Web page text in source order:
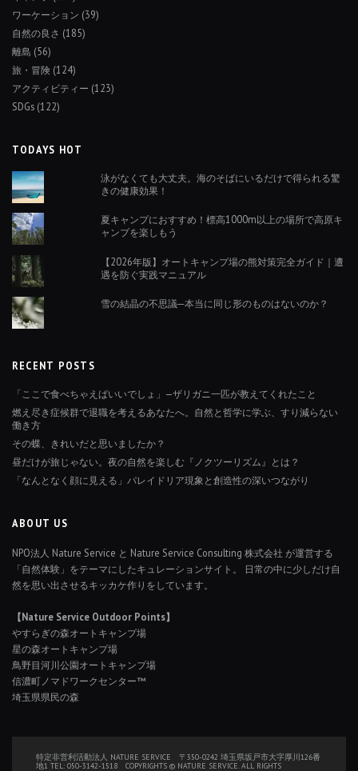
ワーケーション (39)
自然の良さ (185)
離島 (56)
旅・冒険 (124)
アクティビティー (123)
SDGs (122)
TODAYS HOT
泳がなくても大丈夫。海のそばにいるだけで得られる驚
きの健康効果！
夏キャンプにおすすめ！標高1000m以上の場所で高原キ
ャンプを楽しもう
【2026年版】オートキャンプ場の熊対策完全ガイド｜遭
遇を防ぐ実践マニュアル
雪の結晶の不思議─本当に同じ形のものはないのか？
RECENT POSTS
「ここで食べちゃえばいいでしょ」—ザリガニ一匹が教えてくれたこと
燃え尽き症候群で退職を考えるあなたへ。自然と哲学に学ぶ、すり減らない
働き方
その蝶、きれいだと思いましたか？
昼だけが旅じゃない。夜の自然を楽しむ『ノクツーリズム』とは？
「なんとなく顔に見える」パレイドリア現象と創造性の深いつながり
ABOUT US
NPO法人 Nature Service と Nature Service Consulting 株式会社 が運営する
「自然体験」をテーマにしたキュレーションサイト。 日常の中に少しだけ自
然を思い出させるキッカケ作りをしています。
【Nature Service Outdoor Points】
やすらぎの森オートキャンプ場
星の森オートキャンプ場
鳥野目河川公園オートキャンプ場
信濃町ノマドワークセンター™
埼玉県県民の森
特定非営利活動法人 NATURE SERVICE 〒350-0242 埼玉県坂戸市大字厚川126番
地1 TEL: 050-3142-1518 COPYRIGHTS © NATURE SERVICE. ALL RIGHTS